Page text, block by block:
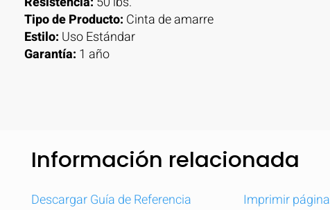
Tipo de Producto: Cinta de amarre
Estilo: Uso Estándar
Garantía: 1 año
Información relacionada
Descargar Guía de Referencia
Imprimir página